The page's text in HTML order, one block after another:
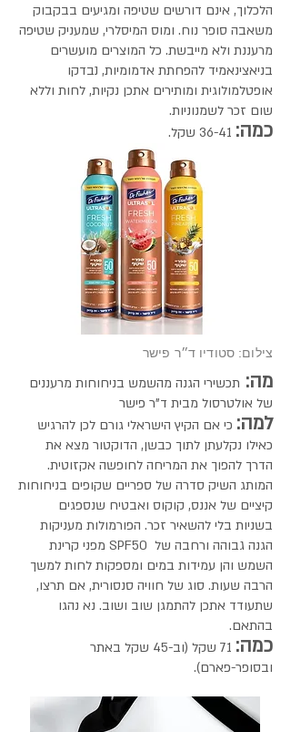
הלכלוך, אינם דורשים שטיפה ומגיעים בבקבוק
משאבה סופר נוח. ומוס המיסלרי, שמעניק שטיפה
מרעננת ולא מייבשת. כל המוצרים מועשרים
בניאצינאמיד להפחתת אדמומיות, נבדקו
אופטלמולוגית ומותירים אתכן נקיות, לחות וללא
שום זכר לשמנוניות.
כמה:
צילום: סטודיו ד״ר פישר
מה: תכשירי הגנה מהשמש בניחוחות מרעננים
של אולטרסול מבית ד"ר פישר
למה: כי אם הקיץ הישראלי גורם לכן להרגיש
כאילו נקלעתן לתוך כבשן, הדוקטור מצא את
הדרך להפוך את המריחה לחופשה אקזוטית.
המותג השיק סדרה של ספריים שקופים בניחוחות
קיציים של אננס, קוקוס ואבטיח שנספגים
בשניות בלי להשאיר זכר. הפורמולות מעניקות
הגנה גבוהה ורחבה של SPF50 מפני קרינת
השמש והן עמידות במים ומספקות לחות למשך
הרבה שעות. סוג של חוויה סנסורית, אם תרצו,
שתעודד אתכן להתמגן שוב ושוב. נא נהגו
בהתאם.
כמה:
71 שקל (וב-45 שקל באתר
ובסופר-פארם).